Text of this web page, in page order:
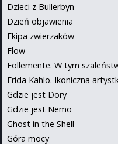
Dzieci z Bullerbyn
Dzień objawienia
Ekipa zwierzaków
Flow
Follemente. W tym
Frida Kahlo. Ikoniczna
Gdzie jest Dory
Gdzie jest Nemo
Ghost in the Shell
Góra mocy